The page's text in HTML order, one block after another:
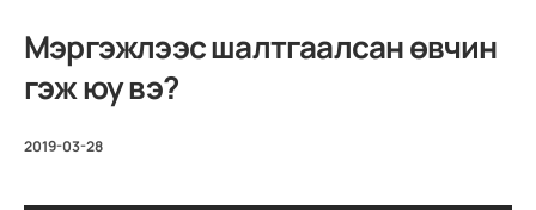
Мэргэжлээс шалтгаалсан өвчин
гэж юу вэ?
2019-03-28